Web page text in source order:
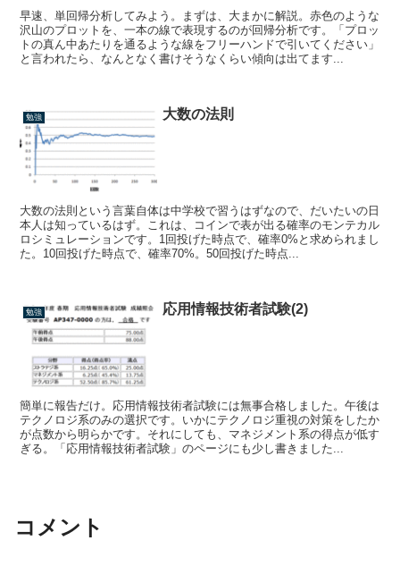
早速、単回帰分析してみよう。まずは、大まかに解説。赤色のような
沢山のプロットを、一本の線で表現するのが回帰分析です。「プロッ
トの真ん中あたりを通るような線をフリーハンドで引いてください」
と言われたら、なんとなく書けそうなくらい傾向は出てます...
勉強 大数の法則
大数の法則という言葉自体は中学校で習うはずなので、だいたいの日
本人は知っているはず。これは、コインで表が出る確率のモンテカル
ロシミュレーションです。1回投げた時点で、確率0%と求められまし
た。10回投げた時点で、確率70%。50回投げた時点...
勉強 応用情報技術者試験(2)
簡単に報告だけ。応用情報技術者試験には無事合格しました。午後は
テクノロジ系のみの選択です。いかにテクノロジ重視の対策をしたか
が点数から明らかです。それにしても、マネジメント系の得点が低す
ぎる。「応用情報技術者試験」のページにも少し書きました...
コメント